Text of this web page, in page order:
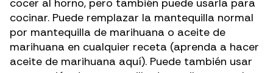
cocinar. Puede remplazar la mantequilla normal
por mantequilla de marihuana o aceite de
marihuana en cualquier receta (aprenda a hacer
aceite de marihuana aquí). Puede también usar